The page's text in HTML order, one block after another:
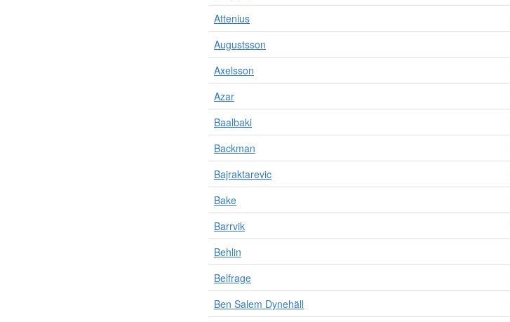
r
Attenius
Augustsson
Axelsson
Azar
Baalbaki
Backman
Bajraktarevic
Bake
Barrvik
Behlin
Belfrage
Ben Salem Dynehäll